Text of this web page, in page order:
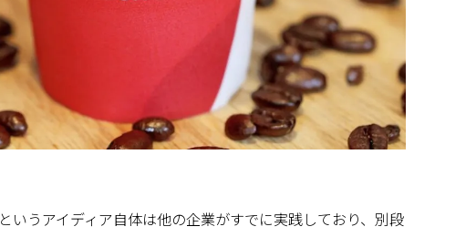
いうアイディア自体は他の企業がすでに実践しており、別段